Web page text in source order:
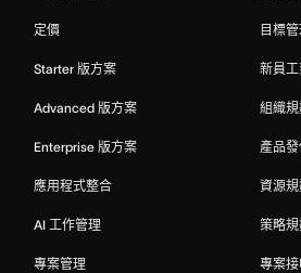
定價
Starter 版方案
Advanced 版方案
Enterprise 版方案
應用程式整合
AI 工作管理
專案管理
目標
新員
組織規
產品
資源規
策略規
專案接